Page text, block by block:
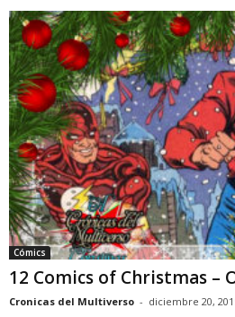
Cómics
12 Comics of Christmas –
Cronicas del Multiverso - diciembre 20,